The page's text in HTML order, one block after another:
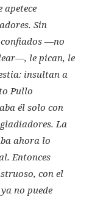
apetece
Sin
—no
le pican, le
insultan a
Pullo
él solo con
La
ahora lo
Entonces
con el
no puede